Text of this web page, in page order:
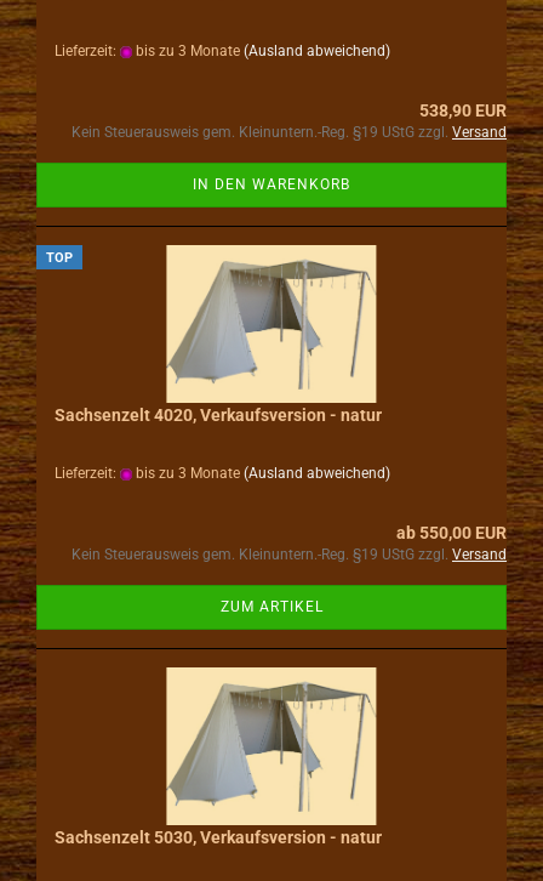
Lieferzeit: bis zu 3 Monate (Ausland abweichend)
538,90 EUR
Kein Steuerausweis gem. Kleinuntern.-Reg. §19 UStG zzgl. Versand
IN DEN WARENKORB
TOP
Sachsenzelt 4020, Verkaufsversion - natur
Lieferzeit: bis zu 3 Monate (Ausland abweichend)
ab 550,00 EUR
Kein Steuerausweis gem. Kleinuntern.-Reg. §19 UStG zzgl. Versand
ZUM ARTIKEL
Sachsenzelt 5030, Verkaufsversion - natur